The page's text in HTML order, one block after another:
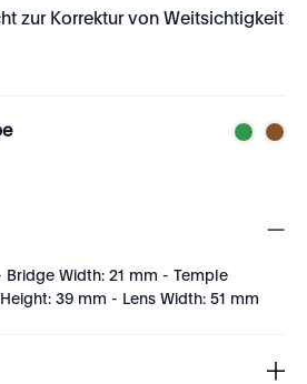
zur Korrektur von Weitsichtigkeit
Bridge Width: 21 mm - Temple
39 mm - Lens Width: 51 mm